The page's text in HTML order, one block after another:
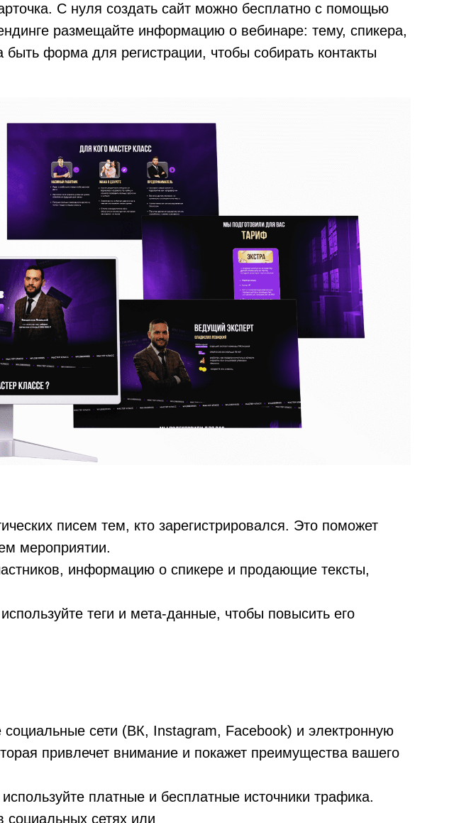
С нуля создать сайт можно бесплатно с помощью
размещайте информацию о вебинаре: тему, спикера,
форма для регистрации, чтобы собирать контакты
писем тем, кто зарегистрировался. Это поможет
мероприятии.
информацию о спикере и продающие тексты,
теги и мета-данные, чтобы повысить его
сети (ВК, Instagram, Facebook) и электронную
привлечет внимание и покажет преимущества вашего
платные и бесплатные источники трафика.
социальных сетях или